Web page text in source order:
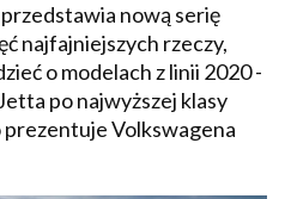
nową serię
najfajniejszych rzeczy,
o modelach z linii 2020 -
po najwyższej klasy
Volkswagena